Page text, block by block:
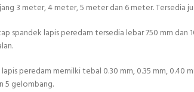
3 meter, 4 meter, 5 meter dan 6 meter.
spandek lapis peredam tersedia lebar 750 mm
peredam memilki tebal 0.30 mm, 0.35 mm, 0.40
5 gelombang.